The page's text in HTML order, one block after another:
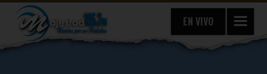
EN VIVO